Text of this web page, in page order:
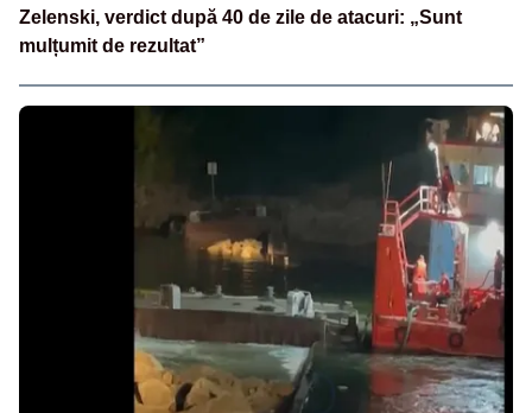
Zelenski, verdict după 40 de zile de atacuri: „Sunt
mulțumit de rezultat”